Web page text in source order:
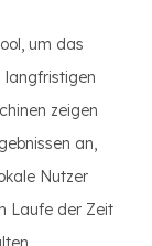
um das
langfristigen
zeigen
an,
Nutzer
Laufe der Zeit